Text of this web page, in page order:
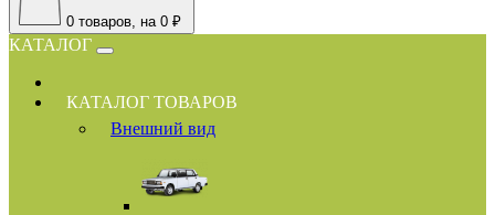
0 товаров, на 0 ₽
КАТАЛОГ
КАТАЛОГ ТОВАРОВ
Внешний вид